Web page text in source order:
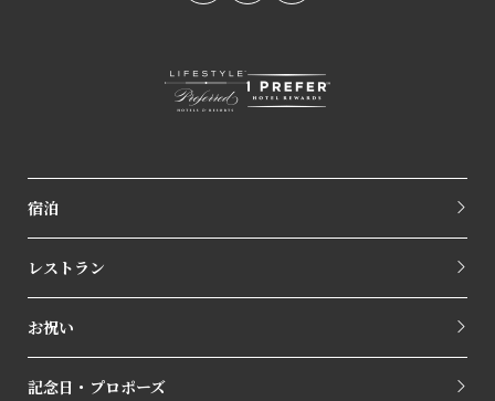
宿泊
レストラン
お祝い
記念日・プロポーズ